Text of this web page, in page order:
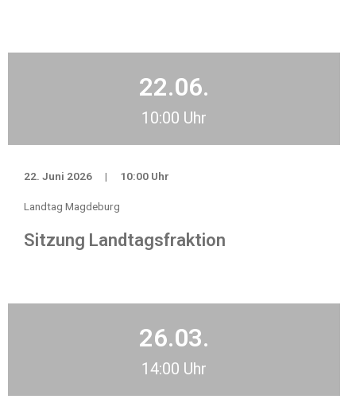
22.06.
10:00 Uhr
22. Juni 2026 | 10:00 Uhr
Landtag Magdeburg
Sitzung Landtagsfraktion
26.03.
14:00 Uhr